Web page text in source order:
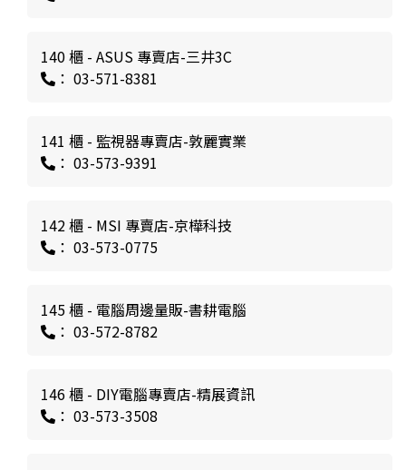
140 櫃 - ASUS 專賣店-三井3C
： 03-571-8381
141 櫃 - 監視器專賣店-敦麗實業
： 03-573-9391
142 櫃 - MSI 專賣店-京樺科技
： 03-573-0775
145 櫃 - 電腦周邊量販-書耕電腦
： 03-572-8782
146 櫃 - DIY電腦專賣店-精展資訊
： 03-573-3508